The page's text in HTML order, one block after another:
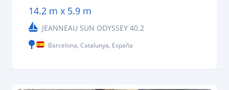
14.2 m x 5.9 m
JEANNEAU SUN ODYSSEY 40.2
Barcelona, Catalunya, España